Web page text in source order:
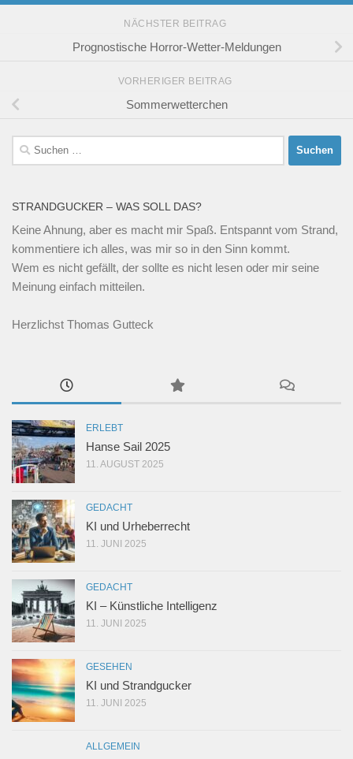
NÄCHSTER BEITRAG
Prognostische Horror-Wetter-Meldungen
VORHERIGER BEITRAG
Sommerwetterchen
Suchen
nach:
STRANDGUCKER – WAS SOLL DAS?
Keine Ahnung, aber es macht mir Spaß. Entspannt vom Strand,
kommentiere ich alles, was mir so in den Sinn kommt.
Wem es nicht gefällt, der sollte es nicht lesen oder mir seine
Meinung einfach mitteilen.
Herzlichst Thomas Gutteck
ERLEBT
Hanse Sail 2025
11. AUGUST 2025
GEDACHT
KI und Urheberrecht
11. JUNI 2025
GEDACHT
KI – Künstliche Intelligenz
11. JUNI 2025
GESEHEN
KI und Strandgucker
11. JUNI 2025
ALLGEMEIN